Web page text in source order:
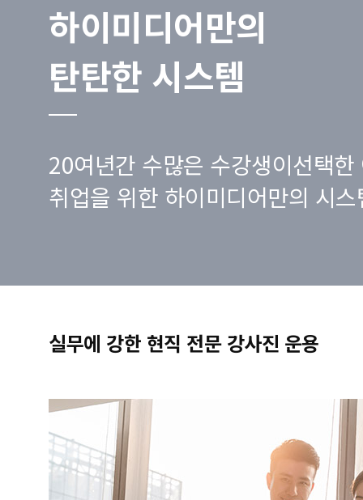
하이미디어만의
탄탄한 시스템
20여년간 수많은 수강생이선택한
취업을 위한 하이미디어만의 시
실무에 강한 현직 전문 강사진 운용